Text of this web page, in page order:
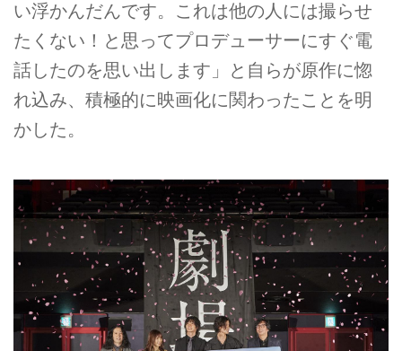
い浮かんだんです。これは他の人には撮らせ
たくない！と思ってプロデューサーにすぐ電
話したのを思い出します」と自らが原作に惚
れ込み、積極的に映画化に関わったことを明
かした。